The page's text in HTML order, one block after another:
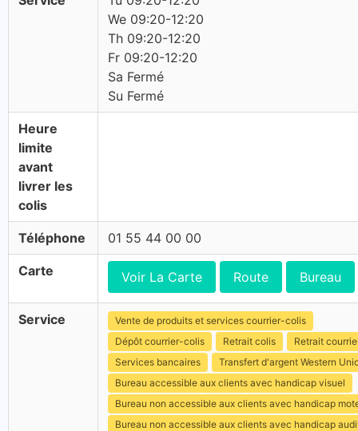
We 09:20-12:20
Th 09:20-12:20
Fr 09:20-12:20
Sa Fermé
Su Fermé
Heure
limite
avant
livrer les
colis
Téléphone 01 55 44 00 00
Carte Voir La Carte Route Bureau
Service
Vente de produits et services courrier-colis
Dépôt courrier-colis
Retrait colis
Retrait
Services bancaires
Transfert d'argent Western
Bureau accessible aux clients avec handicap visuel
Bureau non accessible aux clients avec handicap
Bureau non accessible aux clients avec handicap